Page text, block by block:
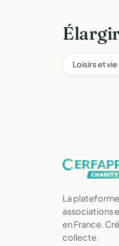
Loisirs et
La
associations
en France.
collecte.